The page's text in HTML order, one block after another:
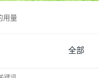
用量
全部